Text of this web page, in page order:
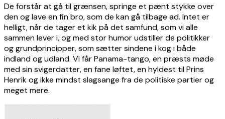
De forstår at gå til grænsen, springe et pænt stykke over
den og lave en fin bro, som de kan gå tilbage ad. Intet er
helligt, når de tager et kik på det samfund, som vi alle
sammen lever i, og med stor humor udstiller de politikker
og grundprincipper, som sætter sindene i kog i både
indland og udland. Vi får Panama-tango, en præsts møde
med sin svigerdatter, en fane løftet, en hyldest til Prins
Henrik og ikke mindst slagsange fra de politiske partier og
meget mere.